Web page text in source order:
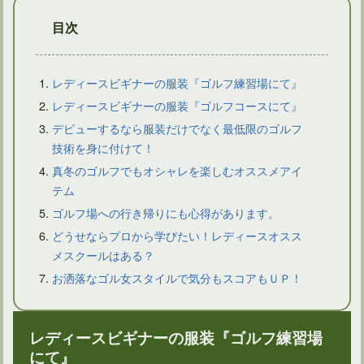
ゴルフルールの用具にレーキという道具がないことが問題！
目次
レディースビギナーの服装『ゴルフ練習場にて』
レディースビギナーの服装『ゴルフコースにて』
デビューするなら服装だけでなく最低限のゴルフ
技術を身に付けて！
真冬のゴルフでもオシャレを楽しむオススメアイ
テム
ゴルフ場への行き帰りにも心得があります。
どうせならプロから学びたい！レディースオスス
メスクールはある？
お洒落なゴル女スタイルで気分もスコアもＵＰ！
レディースビギナーの服装『ゴルフ練習場
にて』